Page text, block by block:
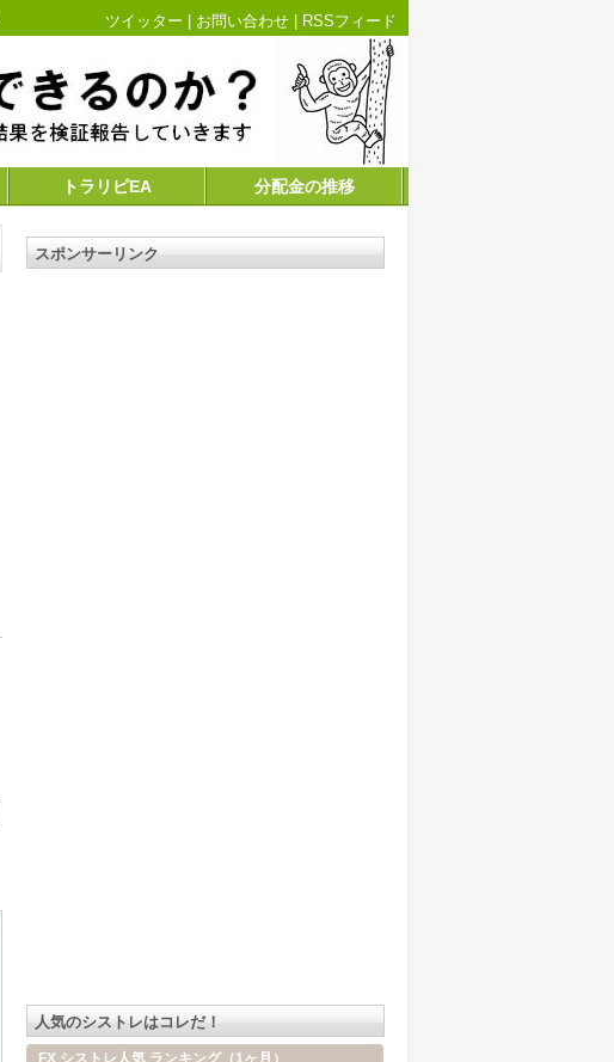
ツイッター お問い合わせ RSSフィード
トラリピEA 分配金の推移
スポンサーリンク
人気のシストレはコレだ！